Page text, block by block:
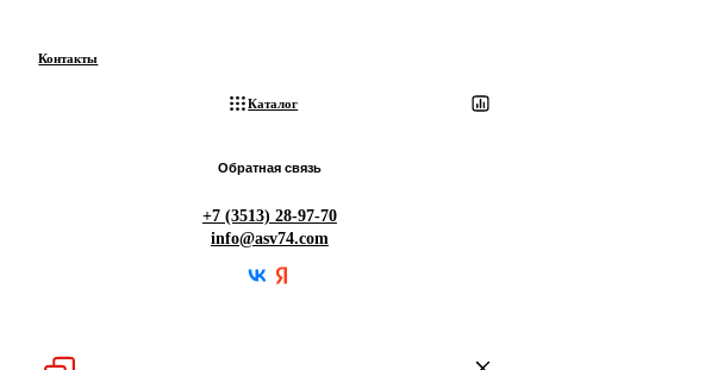
Контакты
Каталог
Обратная связь
+7 (3513) 28-97-70
info@asv74.com